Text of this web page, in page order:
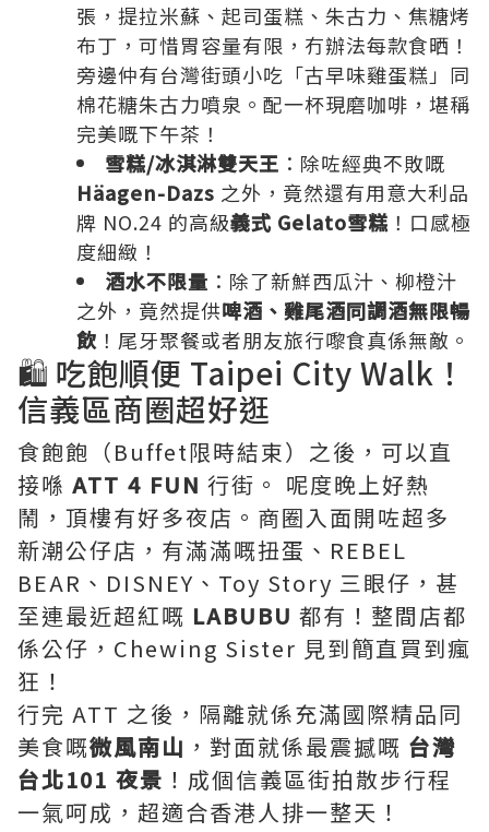
張，提拉米蘇、起司蛋糕、朱古力、焦糖烤
布丁，可惜胃容量有限，冇辦法每款食晒！
旁邊仲有台灣街頭小吃「古早味雞蛋糕」同
棉花糖朱古力噴泉。配一杯現磨咖啡，堪稱
完美嘅下午茶！
雪糕/冰淇淋雙天王 ：除咗經典不敗嘅
Häagen-Dazs 之外，竟然還有用意大利品
牌 NO.24 的高級義式 Gelato雪糕 ！口感極
度細緻！
酒水不限量 ：除了新鮮西瓜汁、柳橙汁
之外，竟然提供啤酒、雞尾酒同調酒無限暢
飲 ！尾牙聚餐或者朋友旅行嚟食真係無敵。
🛍️ 吃飽順便 Taipei City Walk！
信義區商圈超好逛
食飽飽（Buffet限時結束）之後，可以直
接喺 ATT 4 FUN 行街。 呢度晚上好熱
鬧，頂樓有好多夜店。商圈入面開咗超多
新潮公仔店，有滿滿嘅扭蛋、REBEL
BEAR、DISNEY、Toy Story 三眼仔，甚
至連最近超紅嘅 LABUBU 都有！整間店都
係公仔，Chewing Sister 見到簡直買到瘋
狂！
行完 ATT 之後，隔離就係充滿國際精品同
美食嘅微風南山 ，對面就係最震撼嘅 台灣
台北101 夜景 ！成個信義區街拍散步行程
一氣呵成，超適合香港人排一整天！